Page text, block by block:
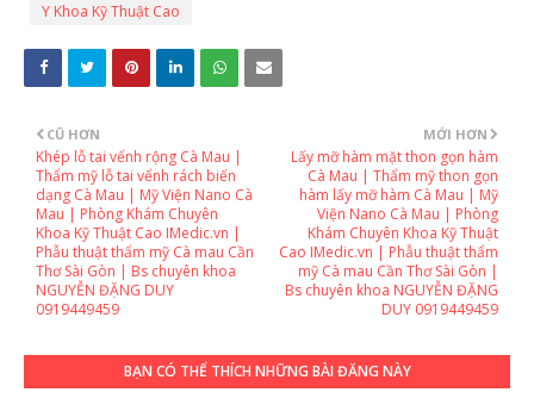
Y Khoa Kỹ Thuật Cao
MỚI HƠN
Lấy mỡ hàm mặt thon gọn hàm
Cà Mau | Thẩm mỹ thon gọn
hàm lấy mỡ hàm Cà Mau | Mỹ
Viện Nano Cà Mau | Phòng
Khám Chuyên Khoa Kỹ Thuật
Cao IMedic.vn | Phẫu thuật thẩm
mỹ Cà mau Cần Thơ Sài Gòn |
Bs chuyên khoa NGUYỄN ĐẶNG
DUY 0919449459
CŨ HƠN
Khép lỗ tai vểnh rộng Cà Mau |
Thẩm mỹ lỗ tai vểnh rách biến
dạng Cà Mau | Mỹ Viện Nano Cà
Mau | Phòng Khám Chuyên
Khoa Kỹ Thuật Cao IMedic.vn |
Phẫu thuật thẩm mỹ Cà mau Cần
Thơ Sài Gòn | Bs chuyên khoa
NGUYỄN ĐẶNG DUY
0919449459
BẠN CÓ THỂ THÍCH NHỮNG BÀI ĐĂNG NÀY